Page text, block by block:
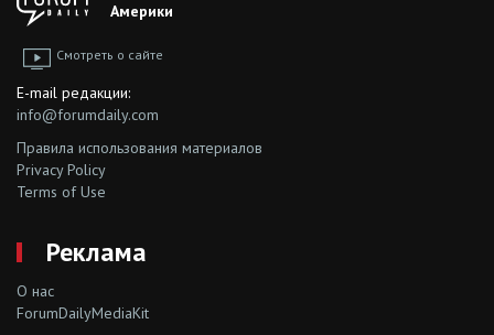
Америки
Смотреть о сайте
E-mail редакции:
info@forumdaily.com
Правила использования материалов
Privacy Policy
Terms of Use
Реклама
О нас
ForumDailyMediaKit